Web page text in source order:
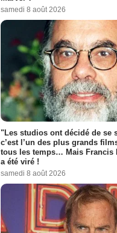
samedi 8 août 2026
"Les studios ont décidé de se
c’est l’un des plus grands
tous les temps… Mais Francis
a été viré !
samedi 8 août 2026